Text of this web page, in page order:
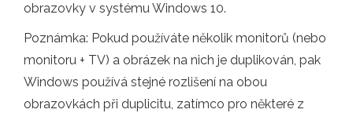
obrazovky v systému Windows 10.
Poznámka: Pokud používáte několik monitorů (nebo
monitoru + TV) a obrázek na nich je duplikován, pak
Windows používá stejné rozlišení na obou
obrazovkách při duplicitu, zatímco pro některé z